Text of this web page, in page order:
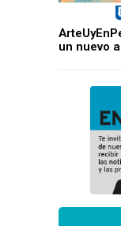
un nuevo